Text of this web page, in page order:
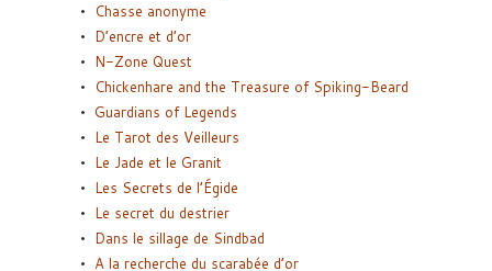
Chasse anonyme
D’encre et d’or
N-Zone Quest
Chickenhare and the Treasure of Spiking-Beard
Guardians of Legends
Le Tarot des Veilleurs
Le Jade et le Granit
Les Secrets de l’Égide
Le secret du destrier
Dans le sillage de Sindbad
A la recherche du scarabée d’or